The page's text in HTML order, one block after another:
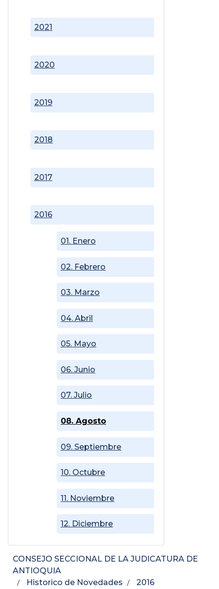
2016
01. Enero
02. Febrero
03. Marzo
04. Abril
05. Mayo
06. Junio
07. Julio
08. Agosto
09. Septiembre
10. Octubre
11. Noviembre
12. Diciembre
2017
2018
2019
2020
2021
CONSEJO SECCIONAL DE LA JUDICATURA DE
ANTIOQUIA
Historico de Novedades
2016